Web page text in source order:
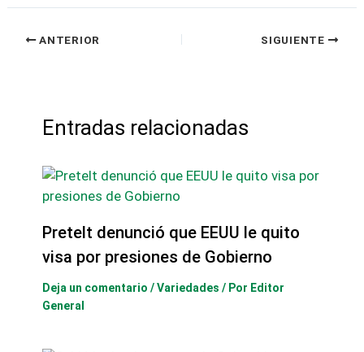
ANTERIOR SIGUIENTE
Entradas relacionadas
Pretelt denunció que EEUU le quito
visa por presiones de Gobierno
Deja un comentario /Variedades / Por Editor
General